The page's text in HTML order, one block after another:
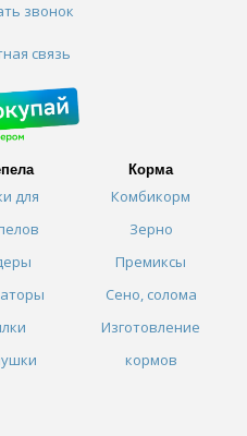
звонок
связь
для
Корма
Комбикорм
Зерно
Премиксы
Сено, солома
Изготовление
кормов